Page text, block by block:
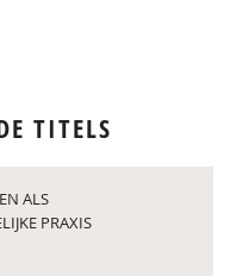
TITELS
ALS
PRAXIS